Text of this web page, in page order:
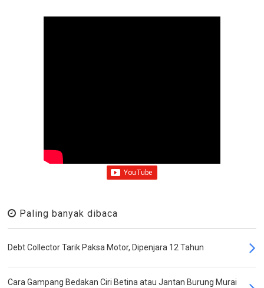
Paling banyak dibaca
Debt Collector Tarik Paksa Motor, Dipenjara 12 Tahun
Cara Gampang Bedakan Ciri Betina atau Jantan Burung Murai